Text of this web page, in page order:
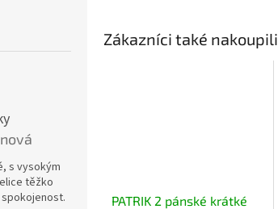
s vysokým
těžko
spokojenost.
Zákazníci také nakoupili
PATRIK 2 pánské krátké